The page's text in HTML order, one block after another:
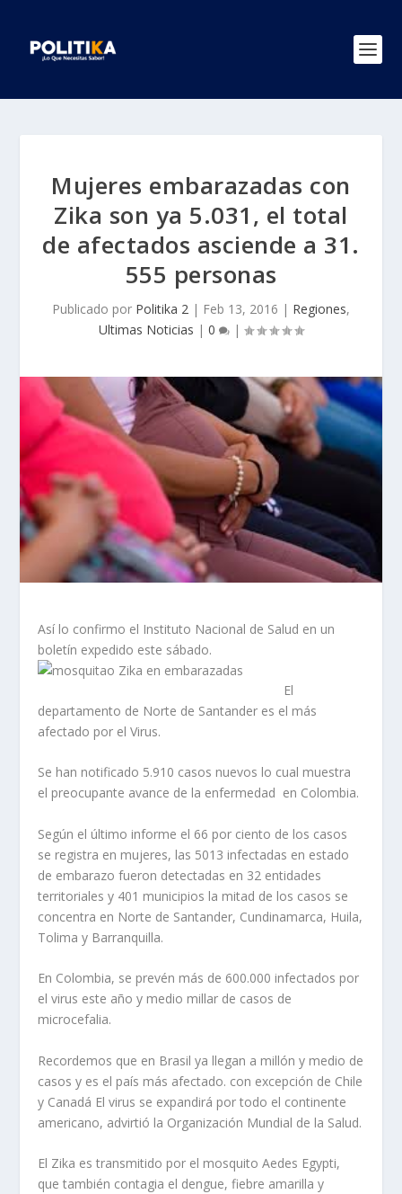
Mujeres embarazadas con
Zika son ya 5.031, el total
de afectados asciende a 31.
555 personas
Publicado por Politika 2 | Feb 13, 2016 | Regiones,
Ultimas Noticias | 0 |
Así lo confirmo el Instituto Nacional de Salud en un
boletín expedido este sábado.
El
departamento de Norte de Santander es el más
afectado por el Virus.
Se han notificado 5.910 casos nuevos lo cual muestra
el preocupante avance de la enfermedad en Colombia.
Según el último informe el 66 por ciento de los casos
se registra en mujeres, las 5013 infectadas en estado
de embarazo fueron detectadas en 32 entidades
territoriales y 401 municipios la mitad de los casos se
concentra en Norte de Santander, Cundinamarca, Huila,
Tolima y Barranquilla.
En Colombia, se prevén más de 600.000 infectados por
el virus este año y medio millar de casos de
microcefalia.
Recordemos que en Brasil ya llegan a millón y medio de
casos y es el país más afectado. con excepción de Chile
y Canadá El virus se expandirá por todo el continente
americano, advirtió la Organización Mundial de la Salud.
El Zika es transmitido por el mosquito Aedes Egypti,
que también contagia el dengue, fiebre amarilla y